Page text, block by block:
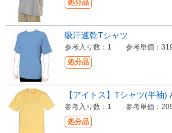
処分品
処分品
吸汗速乾Tシャツ
参考入り数：1 参考単価：
処分品
【アイトス】Tシャツ(半袖)
参考入り数：1 参考単価：